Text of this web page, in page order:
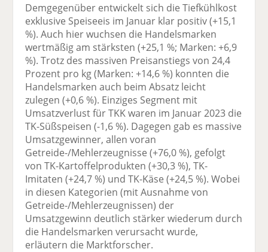
Demgegenüber entwickelt sich die Tiefkühlkost
exklusive Speiseeis im Januar klar positiv (+15,1
%). Auch hier wuchsen die Handelsmarken
wertmäßig am stärksten (+25,1 %; Marken: +6,9
%). Trotz des massiven Preisanstiegs von 24,4
Prozent pro kg (Marken: +14,6 %) konnten die
Handelsmarken auch beim Absatz leicht
zulegen (+0,6 %). Einziges Segment mit
Umsatzverlust für TKK waren im Januar 2023 die
TK-Süßspeisen (-1,6 %). Dagegen gab es massive
Umsatzgewinner, allen voran
Getreide-/Mehlerzeugnisse (+76,0 %), gefolgt
von TK-Kartoffelprodukten (+30,3 %), TK-
Imitaten (+24,7 %) und TK-Käse (+24,5 %). Wobei
in diesen Kategorien (mit Ausnahme von
Getreide-/Mehlerzeugnissen) der
Umsatzgewinn deutlich stärker wiederum durch
die Handelsmarken verursacht wurde,
erläutern die Marktforscher.